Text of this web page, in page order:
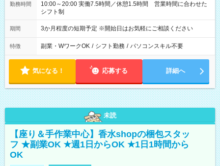
勤務時間
10:00～20:00 実働7.5時間／休憩1.5時間 営業時間に合わせた
シフト制
期間 3か月程度の短期予定 ※開始日はお気軽にご相談ください
特徴 副業・WワークOK / シフト勤務 / パソコンスキル不要
気になる！ 応募する 詳細へ
未読
【座り＆手作業中心】香水shopの梱包スタッ
フ ★副業OK ★週1日からOK ★1日1時間から
OK